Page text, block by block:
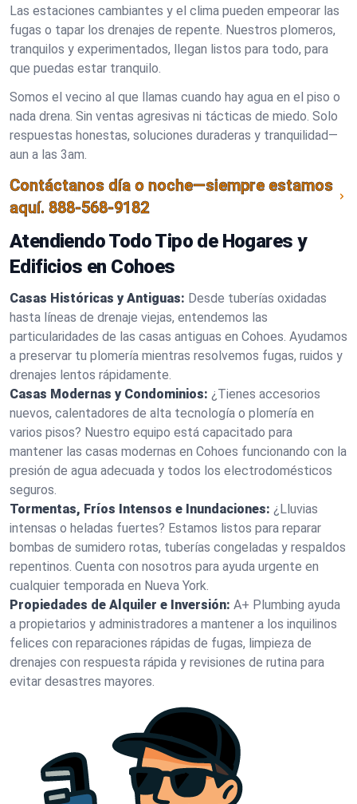
Las estaciones cambiantes y el clima pueden empeorar las
fugas o tapar los drenajes de repente. Nuestros plomeros,
tranquilos y experimentados, llegan listos para todo, para
que puedas estar tranquilo.
Somos el vecino al que llamas cuando hay agua en el piso o
nada drena. Sin ventas agresivas ni tácticas de miedo. Solo
respuestas honestas, soluciones duraderas y tranquilidad—
aun a las 3am.
Contáctanos día o noche—siempre estamos
aquí. 888-568-9182
Atendiendo Todo Tipo de Hogares y
Edificios en Cohoes
Casas Históricas y Antiguas: Desde tuberías oxidadas
hasta líneas de drenaje viejas, entendemos las
particularidades de las casas antiguas en Cohoes. Ayudamos
a preservar tu plomería mientras resolvemos fugas, ruidos y
drenajes lentos rápidamente.
Casas Modernas y Condominios: ¿Tienes accesorios
nuevos, calentadores de alta tecnología o plomería en
varios pisos? Nuestro equipo está capacitado para
mantener las casas modernas en Cohoes funcionando con la
presión de agua adecuada y todos los electrodomésticos
seguros.
Tormentas, Fríos Intensos e Inundaciones: ¿Lluvias
intensas o heladas fuertes? Estamos listos para reparar
bombas de sumidero rotas, tuberías congeladas y respaldos
repentinos. Cuenta con nosotros para ayuda urgente en
cualquier temporada en Nueva York.
Propiedades de Alquiler e Inversión: A+ Plumbing ayuda
a propietarios y administradores a mantener a los inquilinos
felices con reparaciones rápidas de fugas, limpieza de
drenajes con respuesta rápida y revisiones de rutina para
evitar desastres mayores.